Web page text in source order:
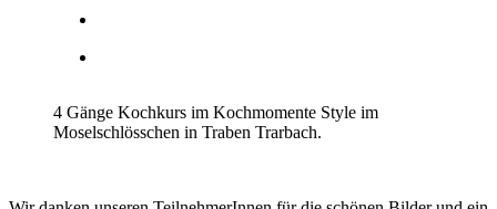
4 Gänge Kochkurs im Kochmomente Style im
Moselschlösschen in Traben Trarbach.